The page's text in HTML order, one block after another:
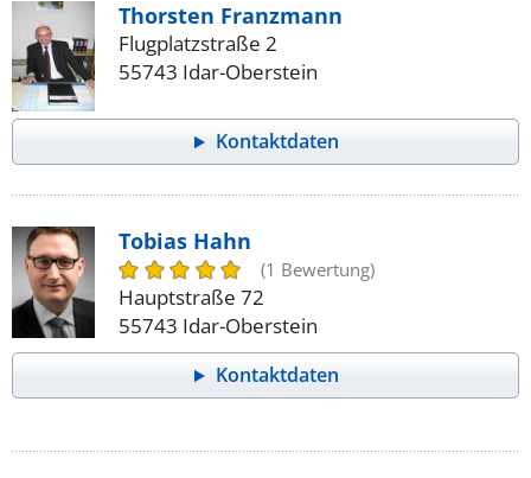
Thorsten Franzmann
Flugplatzstraße 2
55743 Idar-Oberstein
Kontaktdaten
Tobias Hahn
(1 Bewertung)
Hauptstraße 72
55743 Idar-Oberstein
Kontaktdaten